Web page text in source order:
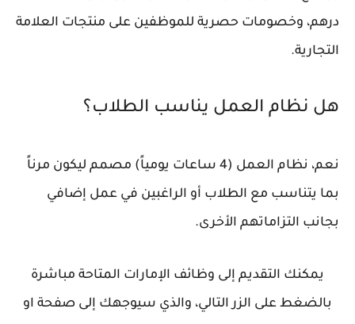
درهم، وخصومات حصرية للموظفين على منتجات العلامة
التجارية.
هل نظام العمل يناسب الطلاب؟
نعم، نظام العمل (4 ساعات يومياً) مصمم ليكون مرناً
بما يتناسب مع الطلاب أو الراغبين في عمل إضافي
بجانب التزاماتهم الأخرى.
يمكنك التقديم إلى وظائف الإمارات المتاحة مباشرة
بالضغط على الزر التالي، والذي سيوجهك إلى صفحة او